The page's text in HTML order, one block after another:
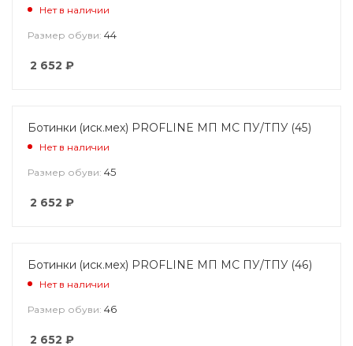
Нет в наличии
Размер обуви: 44
2 652 ₽
Ботинки (иск.мех) PROFLINE МП МС ПУ/ТПУ (45)
Нет в наличии
Размер обуви: 45
2 652 ₽
Ботинки (иск.мех) PROFLINE МП МС ПУ/ТПУ (46)
Нет в наличии
Размер обуви: 46
2 652 ₽